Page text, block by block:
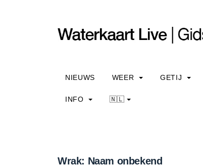
NIEUWS WEER GETIJ
INFO 🇳🇱
Wrak: Naam onbekend